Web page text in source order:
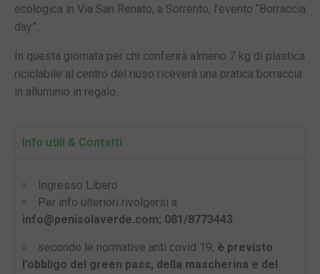
ecologica in Via San Renato, a Sorrento, l’evento “Borraccia
day”.
In questa giornata per chi conferirà almeno 7 kg di plastica
riciclabile al centro del riuso riceverà una pratica borraccia
in alluminio in regalo.
Info utili & Contatti
Ingresso Libero
Per info ulteriori rivolgersi a:
info@penisolaverde.com; 081/8773443
secondo le normative anti covid 19, è previsto
l’obbligo del green pass, della mascherina e del